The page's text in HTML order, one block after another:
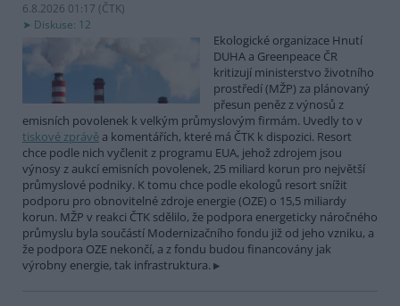
6.8.2026 01:17 (ČTK)
Diskuse: 12
Ekologické organizace Hnutí
DUHA a Greenpeace ČR
kritizují ministerstvo životního
prostředí (MŽP) za plánovaný
přesun peněz z výnosů z
emisních povolenek k velkým průmyslovým firmám. Uvedly to v
tiskové zprávě a komentářích, které má ČTK k dispozici. Resort
chce podle nich vyčlenit z programu EUA, jehož zdrojem jsou
výnosy z aukcí emisních povolenek, 25 miliard korun pro největší
průmyslové podniky. K tomu chce podle ekologů resort snížit
podporu pro obnovitelné zdroje energie (OZE) o 15,5 miliardy
korun. MŽP v reakci ČTK sdělilo, že podpora energeticky náročného
průmyslu byla součástí Modernizačního fondu již od jeho vzniku, a
že podpora OZE nekončí, a z fondu budou financovány jak
výrobny energie, tak infrastruktura.